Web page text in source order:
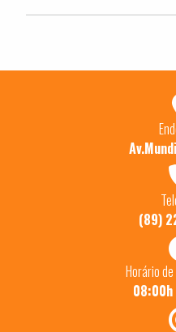
(89)
Horário